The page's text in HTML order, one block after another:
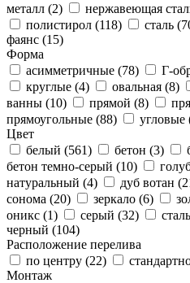
металл (2) нержавеющая
полистирол (118) сталь (
фаянс (15)
Форма
асимметричные (78) Г-
круглые (4) овальная (8)
ванны (10) прямой (8)
прямоугольные (88) угловые
Цвет
белый (561) бетон (3)
бетон темно-серый (10)
натуральный (4) дуб вотан (
сонома (20) зеркало (6)
оникс (1) серый (32)
черный (104)
Расположение перелива
по центру (22)
Монтаж